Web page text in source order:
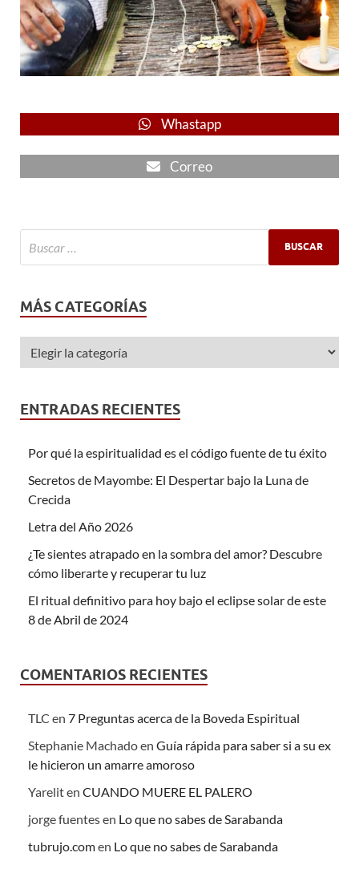
Whastapp
Correo
MÁS CATEGORÍAS
ENTRADAS RECIENTES
Por qué la espiritualidad es el código fuente de tu éxito
Secretos de Mayombe: El Despertar bajo la Luna de
Crecida
Letra del Año 2026
¿Te sientes atrapado en la sombra del amor? Descubre
cómo liberarte y recuperar tu luz
El ritual definitivo para hoy bajo el eclipse solar de este
8 de Abril de 2024
COMENTARIOS RECIENTES
TLC en 7 Preguntas acerca de la Boveda Espiritual
Stephanie Machadoen Guía rápida para saber si a su ex
le hicieron un amarre amoroso
Yareliten CUANDO MUERE EL PALERO
jorge fuentesen Lo que no sabes de Sarabanda
tubrujo.comen Lo que no sabes de Sarabanda